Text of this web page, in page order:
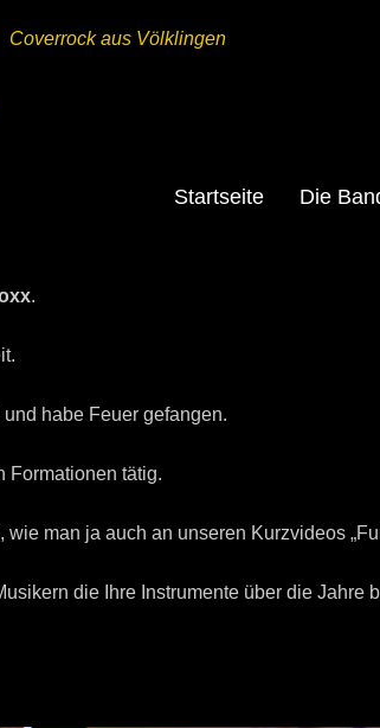
Coverrock aus Völklingen
Startseite Die
.
habe Feuer gefangen.
Formationen tätig.
wie man ja auch an unseren Kurzvideos
die Ihre Instrumente über die